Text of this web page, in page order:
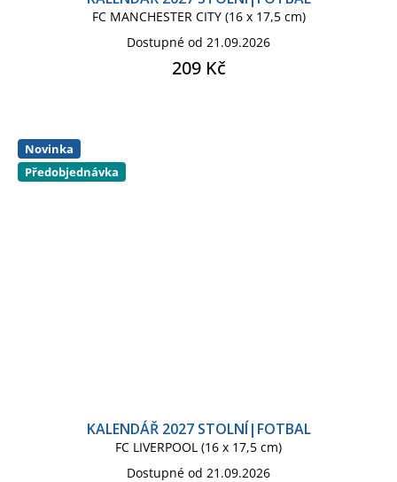
FC MANCHESTER CITY (16 x 17,5 cm)
Dostupné od 21.09.2026
209 Kč
Novinka
Předobjednávka
KALENDÁŘ 2027 STOLNÍ|FOTBAL
FC LIVERPOOL (16 x 17,5 cm)
Dostupné od 21.09.2026